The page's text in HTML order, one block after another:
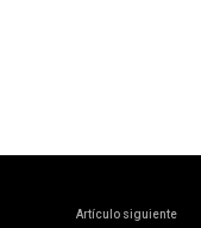
Artículo siguiente